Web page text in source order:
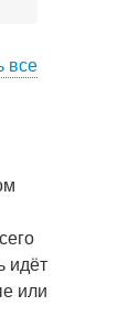
все
идёт
или